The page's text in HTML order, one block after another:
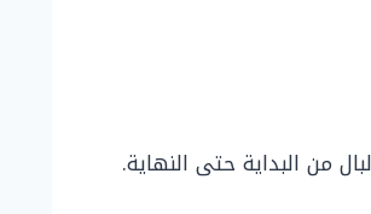
من البداية حتى النهاية.